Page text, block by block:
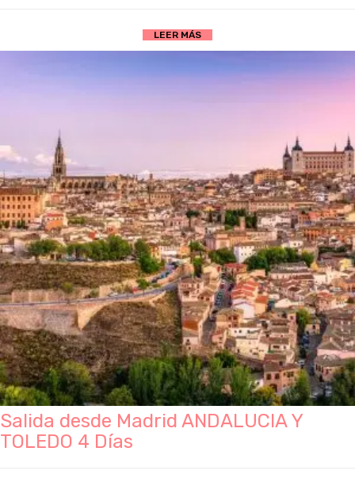
LEER MÁS
Salida desde Madrid ANDALUCIA Y
TOLEDO 4 Días